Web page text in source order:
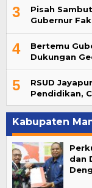
3
Pisah
Gubernur
4
Bertemu
Dukungan
5
RSUD
Pendidikan,
Kabupaten
dan